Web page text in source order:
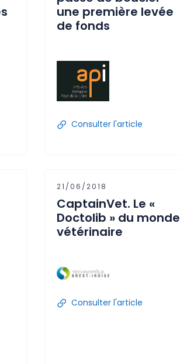
une première levée
de fonds
Consulter l'article
21/06/2018
CaptainVet. Le «
Doctolib » du monde
vétérinaire
Consulter l'article